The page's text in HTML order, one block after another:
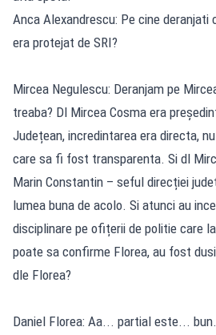
Anca Alexandrescu: Pe cine deranjati
era protejat de SRI?
Mircea Negulescu: Deranjam pe
treaba? Dl Mircea Cosma era
Județean, incredintarea era directa,
care sa fi fost transparenta. Si dl
Marin Constantin – seful direcției
lumea buna de acolo. Si atunci au
disciplinare pe ofițerii de politie care
poate sa confirme Florea, au fost
dle Florea?
Daniel Florea: Aa... partial este...